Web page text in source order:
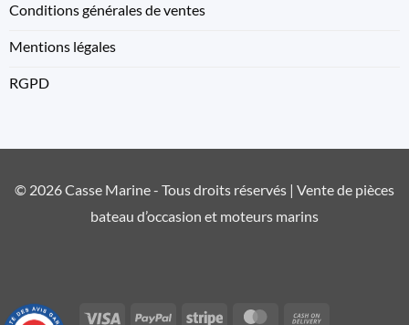
Conditions générales de ventes
Mentions légales
RGPD
© 2026 Casse Marine - Tous droits réservés | Vente de pièces
bateau d’occasion et moteurs marins
Visa PayPal Stripe MasterCard